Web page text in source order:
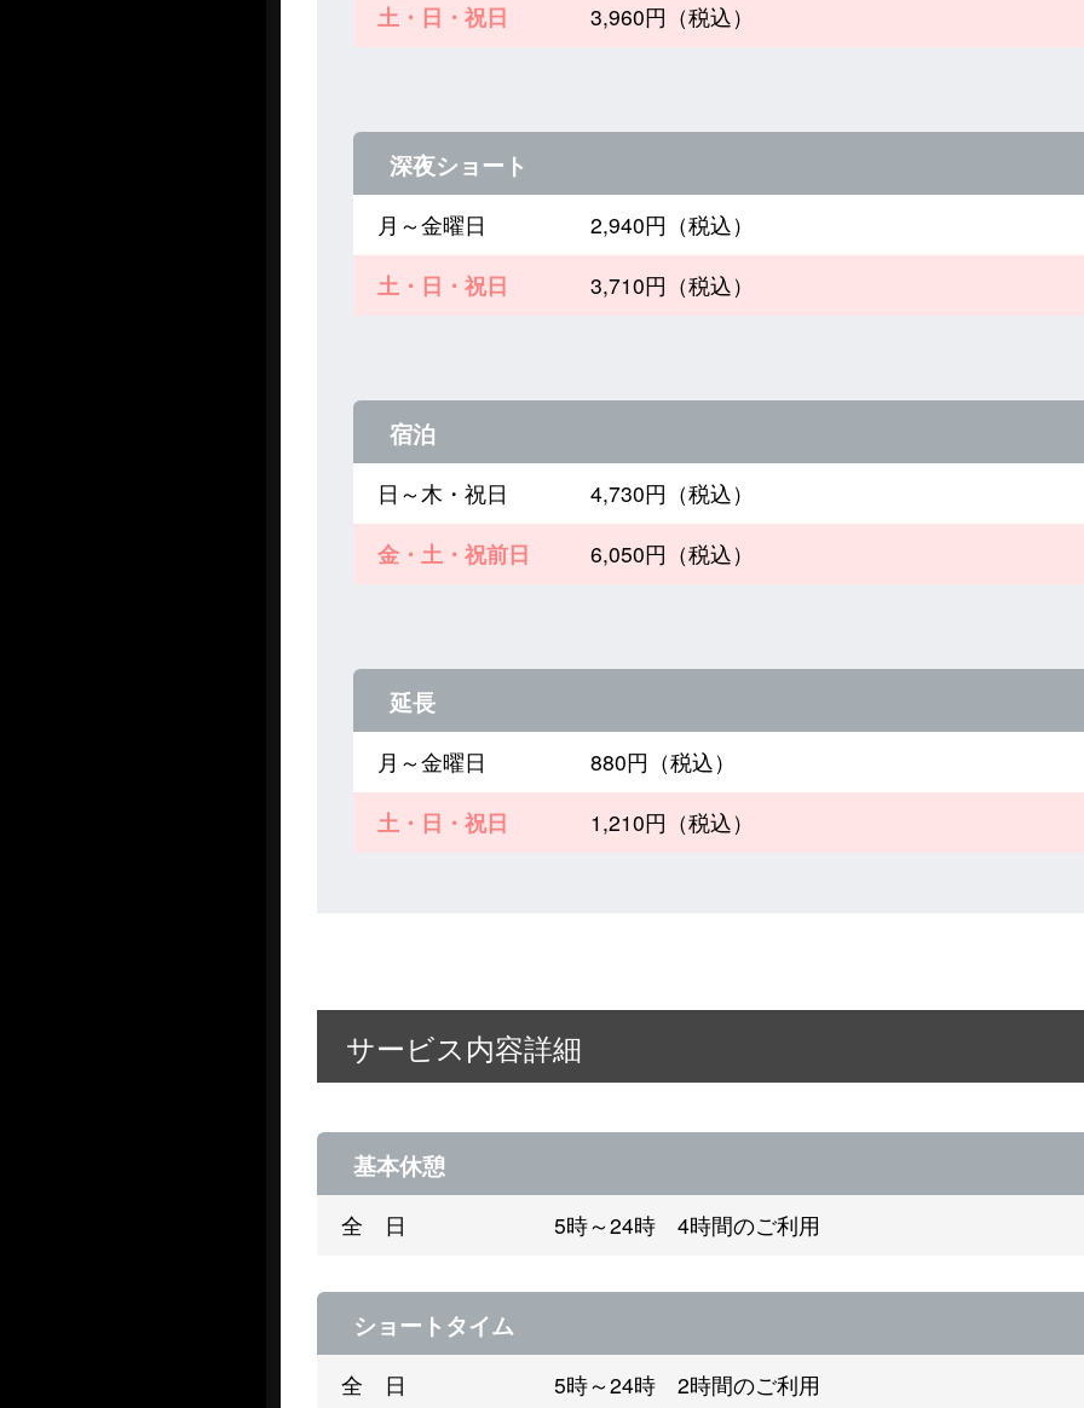
土・日・祝日
3,960円（税込）
深夜ショート
月～金曜日
2,940円（税込）
土・日・祝日
3,710円（税込）
宿泊
日～木・祝日
4,730円（税込）
金・土・祝前日
6,050円（税込）
延長
月～金曜日
880円（税込）
土・日・祝日
1,210円（税込）
サービス内容詳細
基本休憩
全 日 5時～24時 4時間のご利用
ショートタイム
全 日 5時～24時 2時間のご利用